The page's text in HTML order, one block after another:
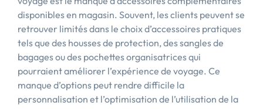
disponibles en magasin. Souvent, les clients peuvent se
retrouver limités dans le choix d’accessoires pratiques
tels que des housses de protection, des sangles de
bagages ou des pochettes organisatrices qui
pourraient améliorer l’expérience de voyage. Ce
manque d’options peut rendre difficile la
personnalisation et l’optimisation de l’utilisation de la